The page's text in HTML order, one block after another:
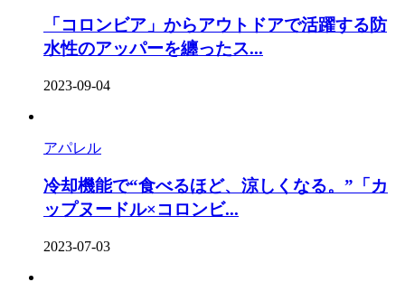
「コロンビア」からアウトドアで活躍する防
水性のアッパーを纏ったス...
2023-09-04
アパレル
冷却機能で“食べるほど、涼しくなる。”「カ
ップヌードル×コロンビ...
2023-07-03